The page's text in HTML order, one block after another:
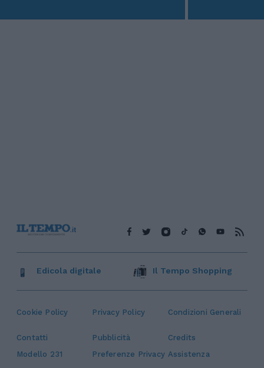
Cookie Policy Privacy Policy Condizioni Generali
Contatti Pubblicità
Credits
Modello 231
Preferenze Privacy Assistenza
Edicola digitale Il Tempo Shopping